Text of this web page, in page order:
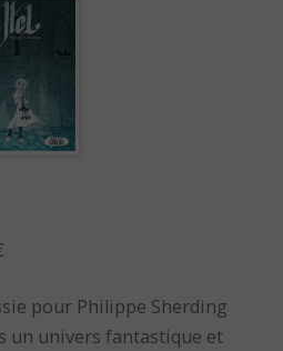
pour Philippe Sherding
un univers fantastique et